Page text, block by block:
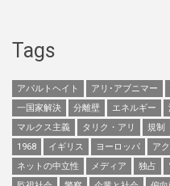
Tags
アパルトヘイト アリ･アブニマー
一国家解決
分離壁 エネルギー
マルクス主義
タリク・アリ 規制
1968
イギリス ヨーロッパ ア
ネットの中立性
メディア 独占